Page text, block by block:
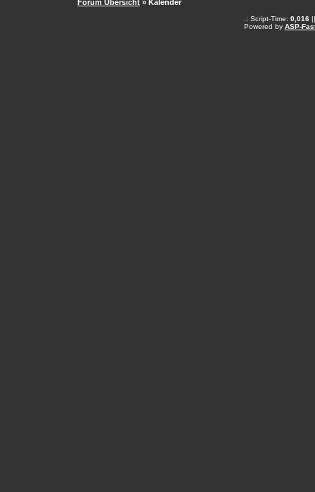
Forum Übersicht » Kalender
.: Script-Time: 0,016||
Powered by ASP-